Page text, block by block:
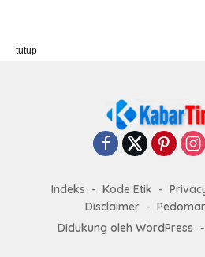
Indeks Kode Etik
Disclaimer
Didukung oleh WordPress
-
tutup